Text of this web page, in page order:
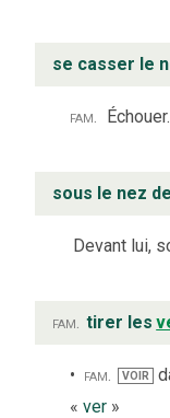
se casser le
fam. Échouer.
sous le nez
Devant lui,
fam. tirer les
fam. VOIR
« ver »